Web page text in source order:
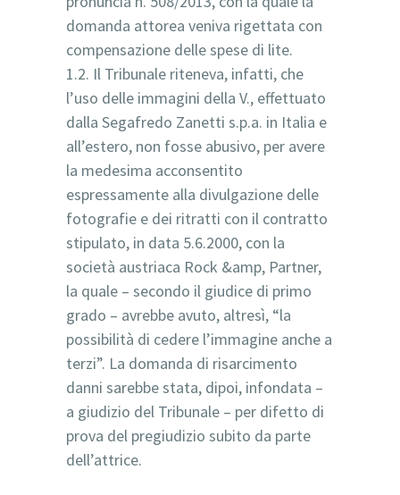
domanda attorea veniva rigettata con
compensazione delle spese di lite.
1.2. Il Tribunale riteneva, infatti, che
l’uso delle immagini della V., effettuato
dalla Segafredo Zanetti s.p.a. in Italia e
all’estero, non fosse abusivo, per avere
la medesima acconsentito
espressamente alla divulgazione delle
fotografie e dei ritratti con il contratto
stipulato, in data 5.6.2000, con la
società austriaca Rock &amp, Partner,
la quale – secondo il giudice di primo
grado – avrebbe avuto, altresì, “la
possibilità di cedere l’immagine anche a
terzi”. La domanda di risarcimento
danni sarebbe stata, dipoi, infondata –
a giudizio del Tribunale – per difetto di
prova del pregiudizio subito da parte
dell’attrice.